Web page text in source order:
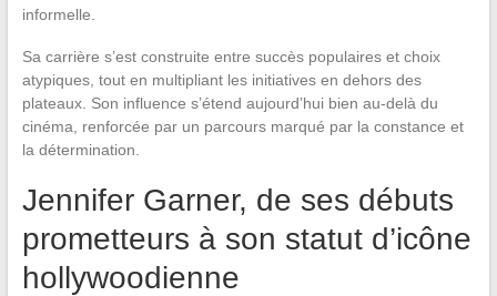
informelle.
Sa carrière s’est construite entre succès populaires et choix
atypiques, tout en multipliant les initiatives en dehors des
plateaux. Son influence s’étend aujourd’hui bien au-delà du
cinéma, renforcée par un parcours marqué par la constance et
la détermination.
Jennifer Garner, de ses débuts
prometteurs à son statut d’icône
hollywoodienne